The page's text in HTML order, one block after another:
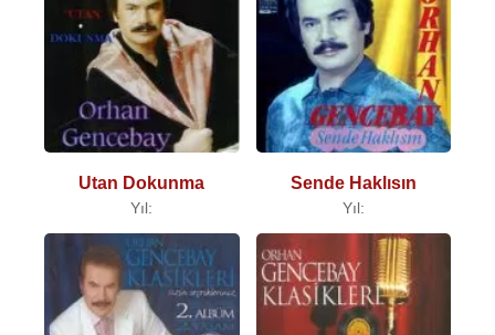
Utan Dokunma
Yıl:
Sende Haklısın
Yıl: